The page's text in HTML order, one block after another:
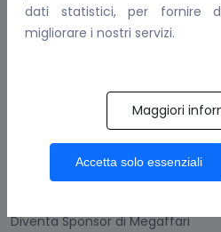
dati statistici, per fornire
migliorare i nostri servizi.
Maggiori
Accetta solo essenziali
Come gestiamo i cookie
Contattaci
Condizioni generali
Protezione acquisti
Diventa Sponsor di Megaffari